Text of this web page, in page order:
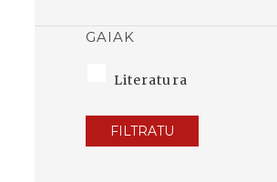
GAIAK
Literatura
FILTRATU